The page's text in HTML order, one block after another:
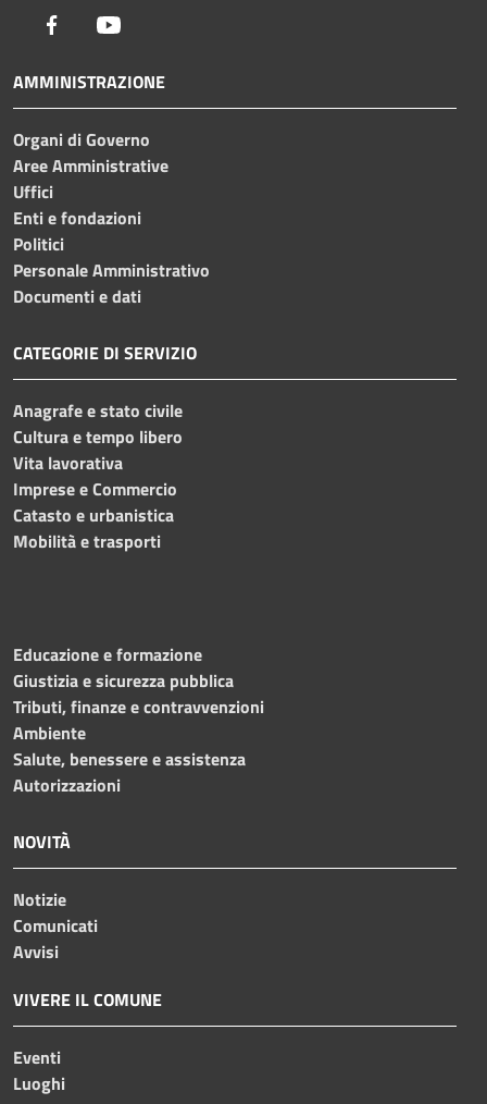
Facebook
AMMINISTRAZIONE
Organi di Governo
Aree Amministrative
Uffici
Enti e fondazioni
Politici
Personale Amministrativo
Documenti e dati
CATEGORIE DI SERVIZIO
Anagrafe e stato civile
Cultura e tempo libero
Vita lavorativa
Imprese e Commercio
Catasto e urbanistica
Mobilità e trasporti
Educazione e formazione
Giustizia e sicurezza pubblica
Tributi, finanze e contravvenzioni
Ambiente
Salute, benessere e assistenza
Autorizzazioni
NOVITÀ
Notizie
Comunicati
Avvisi
VIVERE IL COMUNE
Eventi
Luoghi